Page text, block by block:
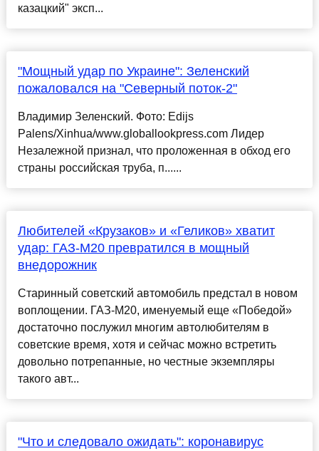
казацкий" эксп...
"Мощный удар по Украине": Зеленский
пожаловался на "Северный поток-2"
Владимир Зеленский. Фото: Edijs
Palens/Xinhua/www.globallookpress.com Лидер
Незалежной признал, что проложенная в обход его
страны российская труба, п......
Любителей «Крузаков» и «Геликов» хватит
удар: ГАЗ-М20 превратился в мощный
внедорожник
Старинный советский автомобиль предстал в новом
воплощении. ГАЗ-М20, именуемый еще «Победой»
достаточно послужил многим автолюбителям в
советские время, хотя и сейчас можно встретить
довольно потрепанные, но честные экземпляры
такого авт...
"Что и следовало ожидать": коронавирус